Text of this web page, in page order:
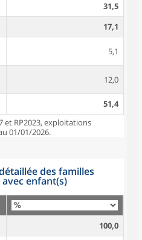
31,5
17,1
5,1
12,0
51,4
et RP2023, exploitations
01/01/2026.
des familles
enfant(s)
100,0